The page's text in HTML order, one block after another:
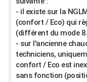
- il existe sur la
(confort / Eco) qui
(différent du mode
- sur l'ancienne
techniciens,
confort / Eco est
sans fonction